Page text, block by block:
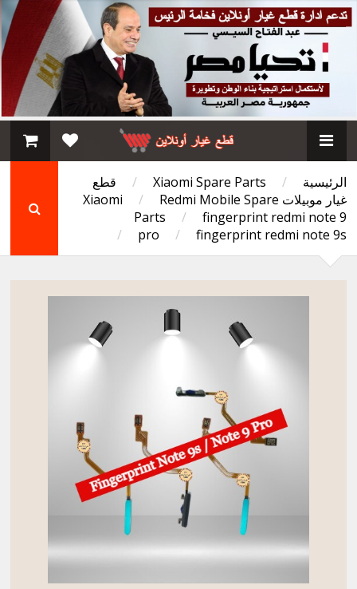
الرئيسية /
Xiaomi Spare Parts
/
قطع
غيار موبيلات Xiaomi
/
Redmi Mobile Spare
Parts
/
fingerprint redmi note 9
pro
/ fingerprint redmi note 9s
/